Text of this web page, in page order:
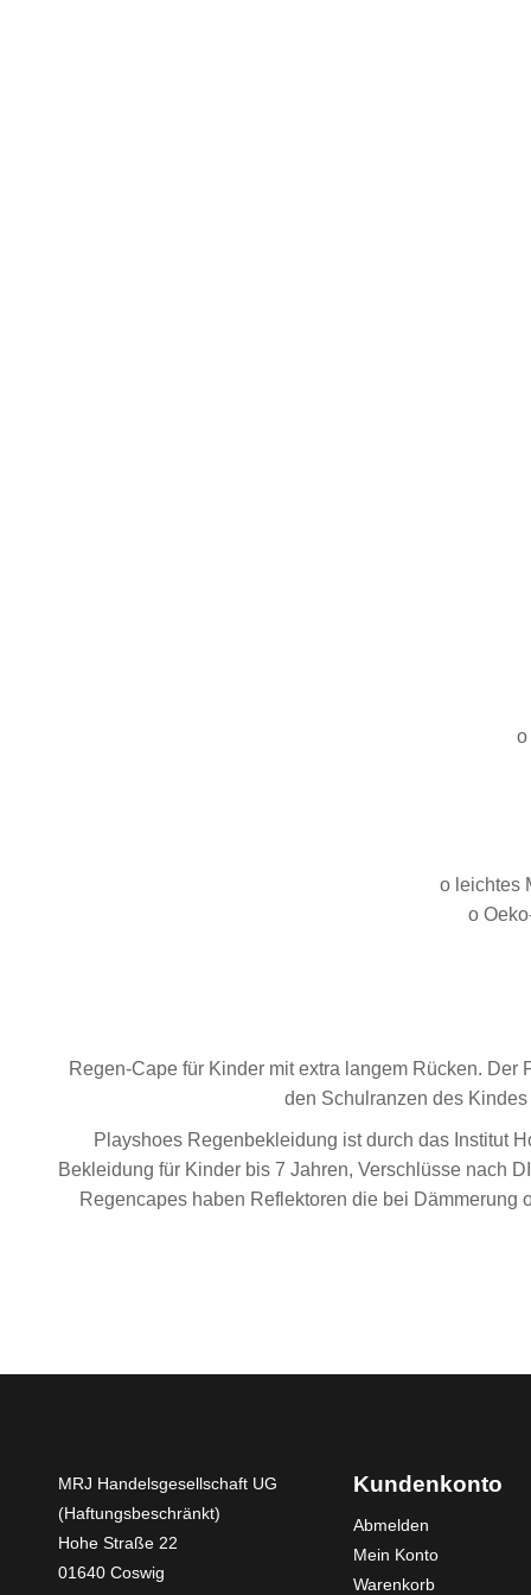
o
o leichtes
o
Regen-Cape für Kinder mit extra langem Rücken.
den Schulranzen des
Playshoes Regenbekleidung ist durch das Institut
Bekleidung für Kinder bis 7 Jahren, Verschlüsse nach
Regencapes haben Reflektoren die bei
MRJ Handelsgesellschaft UG
(Haftungsbeschränkt)
Hohe Straße 22
01640 Coswig
Kundenkonto
Abmelden
Mein Konto
Warenkorb